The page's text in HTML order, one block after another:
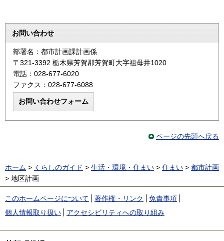
お問い合わせ
部署名：都市計画課計画係
〒321-3392 栃木県芳賀郡芳賀町大字祖母井1020
電話：028-677-6020
ファクス：028-677-6088
ページの先頭へ戻る
ホーム > くらしのガイド > 生活・環境・住まい > 住まい > 都市計画
> 地区計画
このホームページについて 著作権・リンク
免責事項
個人情報取り扱い
アクセシビリティへの取り組み